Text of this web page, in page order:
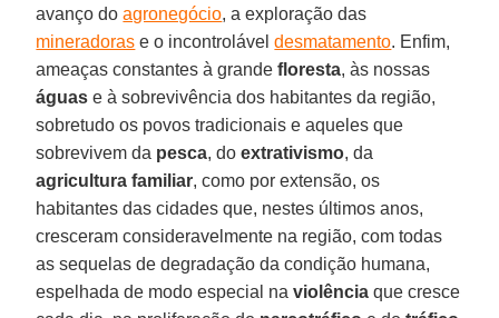
avanço do agronegócio, a exploração das
mineradoras e o incontroláveldesmatamento. Enfim,
ameaças constantes à grandefloresta, às nossas
águas e à sobrevivência dos habitantes da região,
sobretudo os povos tradicionais e aqueles que
sobrevivem da pesca, do extrativismo, da
agricultura familiar, como por extensão, os
habitantes das cidades que, nestes últimos anos,
cresceram consideravelmente na região, com todas
as sequelas de degradação da condição humana,
espelhada de modo especial naviolência que cresce